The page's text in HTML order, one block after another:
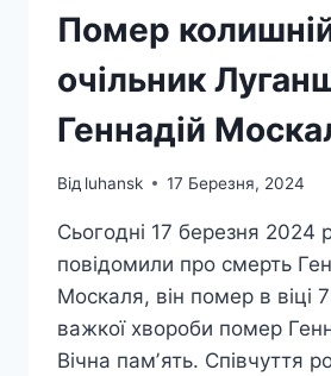
Помер
очільник
Геннадій
Від luhansk 17 Березня, 2024
Сьогодні 17 березня 2024
повідомили про смерть
Москаля, він помер в віці
важкої хвороби помер
Вічна памʼять. Співчуття